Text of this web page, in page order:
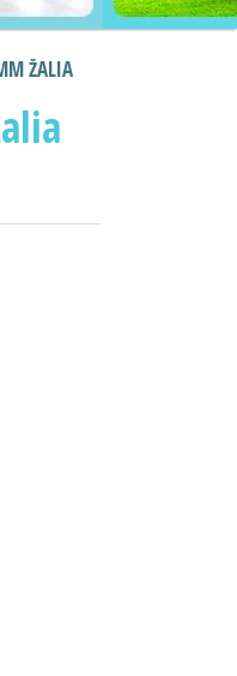
ŽALIA